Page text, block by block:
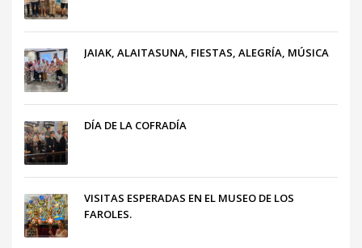
JAIAK, ALAITASUNA, FIESTAS, ALEGRÍA, MÚSICA
DÍA DE LA COFRADÍA
VISITAS ESPERADAS EN EL MUSEO DE LOS
FAROLES.